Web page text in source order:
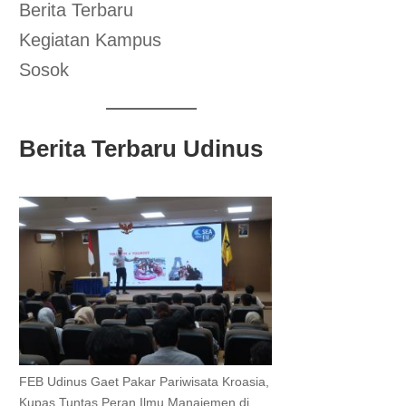
Berita Terbaru
Kegiatan Kampus
Sosok
Berita Terbaru Udinus
FEB Udinus Gaet Pakar Pariwisata Kroasia,
Kupas Tuntas Peran Ilmu Manajemen di